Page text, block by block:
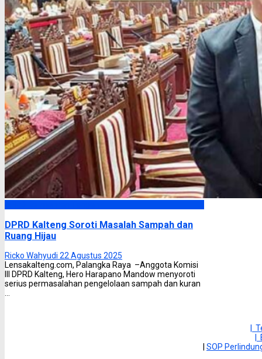
DPRD Kalteng Soroti Masalah Sampah dan
Ruang Hijau
Ricko Wahyudi 22 Agustus 2025
Lensakalteng.com, Palangka Raya –Anggota Komisi
III DPRD Kalteng, Hero Harapano Mandow menyoroti
serius permasalahan pengelolaan sampah dan kuran
|
SOP